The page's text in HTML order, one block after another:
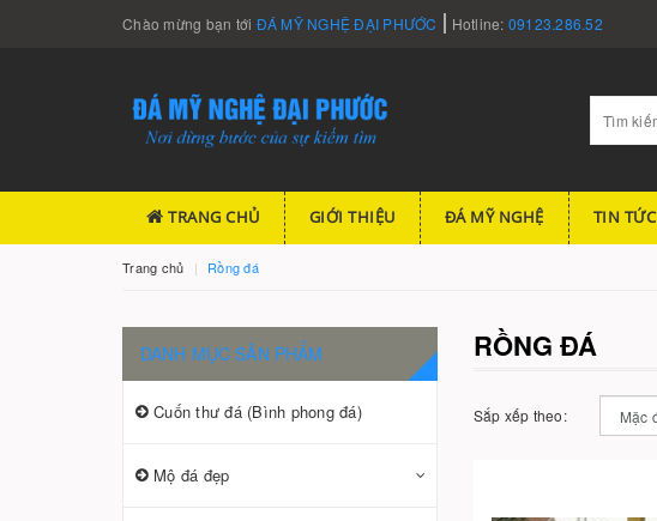
Chào mừng bạn tới ĐÁ MỸ NGHỆ ĐẠI PHƯỚC Hotline: 09123.286.52
TRANG CHỦ GIỚI THIỆU ĐÁ MỸ NGHỆ TIN TỨC
Trang chủ Rồng đá
RỒNG ĐÁ
Sắp xếp theo:
DANH MỤC SẢN PHẨM
Cuốn thư đá (Bình phong đá)
Mộ đá đẹp